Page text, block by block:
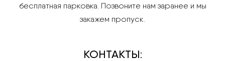
бесплатная парковка. Позвоните нам заранее и мы
закажем пропуск.
КОНТАКТЫ: